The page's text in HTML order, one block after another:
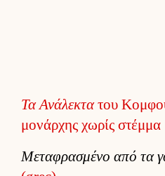
Τα Ανάλεκτατου
μονάρχης χωρίς στέμμα
Μεταφρασμένο από τα